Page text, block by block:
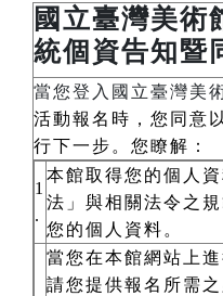
國立臺灣美術
統個資告知暨
當您登入國立臺灣美
活動報名時，您同意
行下一步。您瞭解：
1
.
本館取得您的個人
法」與相關法令之
您的個人資料。
當您在本館網站上
請您提供報名所需